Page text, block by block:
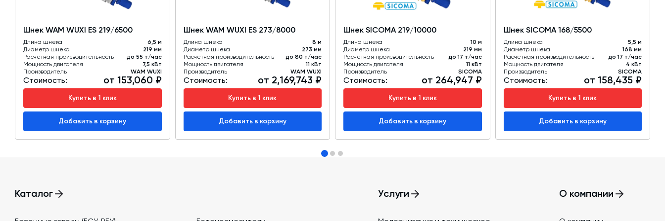
Шнек WAM WUXI ES 219/6500
Длина шнека
6,5 м
Диаметр шнека
219 мм
Расчетная производительность
до 55 т/час
Мощность двигателя
7,5 кВт
Производитель
WAM WUXI
Стоимость: от 153,060 ₽
Купить в 1 клик
Добавить в корзину
Шнек WAM WUXI ES 273/8000
Длина шнека
8 м
Диаметр шнека
273 мм
Расчетная производительность
до 80 т/час
Мощность двигателя
11 кВт
Производитель
WAM WUXI
Стоимость: от 2,169,743 ₽
Купить в 1 клик
Добавить в корзину
Шнек SICOMA 219/10000
Длина шнека
10 м
Диаметр шнека
219 мм
Расчетная производительность
до 17 т/час
Мощность двигателя
11 кВт
Производитель
SICOMA
Стоимость: от 264,947 ₽
Купить в 1 клик
Добавить в корзину
Шнек SICOMA 168/5500
Длина шнека
5,5 м
Диаметр шнека
168 мм
Расчетная производительность
до 17 т/час
Мощность двигателя
4 кВт
Производитель
SICOMA
Стоимость: от 158,435 ₽
Купить в 1 клик
Добавить в корзину
Каталог Услуги О компании